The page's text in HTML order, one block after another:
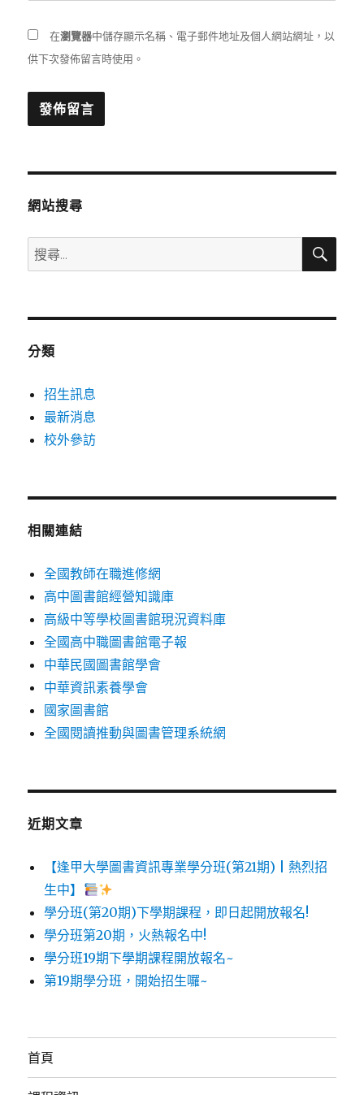
在瀏覽器中儲存顯示名稱、電子郵件地址及個人網站網址，以
供下次發佈留言時使用。
網站搜尋
搜
尋
鍵
搜
分類
招生訊息
最新消息
校外參訪
相關連結
全國教師在職進修網
高中圖書館經營知識庫
高級中等學校圖書館現況資料庫
全國高中職圖書館電子報
中華民國圖書館學會
中華資訊素養學會
國家圖書館
全國閱讀推動與圖書管理系統網
近期文章
【逢甲大學圖書資訊專業學分班(第21期) | 熱烈招
生中】
學分班(第20期)下學期課程，即日起開放報名!
學分班第20期，火熱報名中!
學分班19期下學期課程開放報名~
第19期學分班，開始招生囉~
首頁